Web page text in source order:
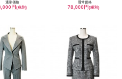
通常価格
円(税別)
通常価格
78,000円(税別)